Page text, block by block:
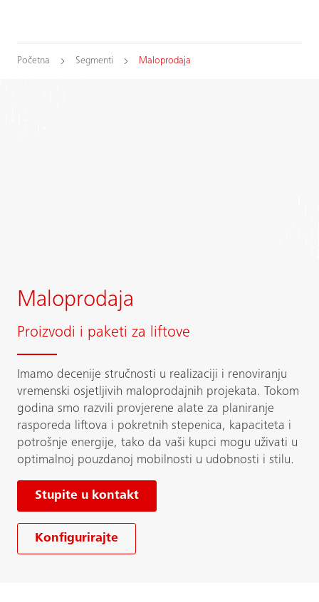
Početna Segmenti Maloprodaja
Maloprodaja
Proizvodi i paketi za liftove
Imamo decenije stručnosti u realizaciji i renoviranju
vremenski osjetljivih maloprodajnih projekata. Tokom
godina smo razvili provjerene alate za planiranje
rasporeda liftova i pokretnih stepenica, kapaciteta i
potrošnje energije, tako da vaši kupci mogu uživati u
optimalnoj pouzdanoj mobilnosti u udobnosti i stilu.
Stupite u kontakt
Konfigurirajte